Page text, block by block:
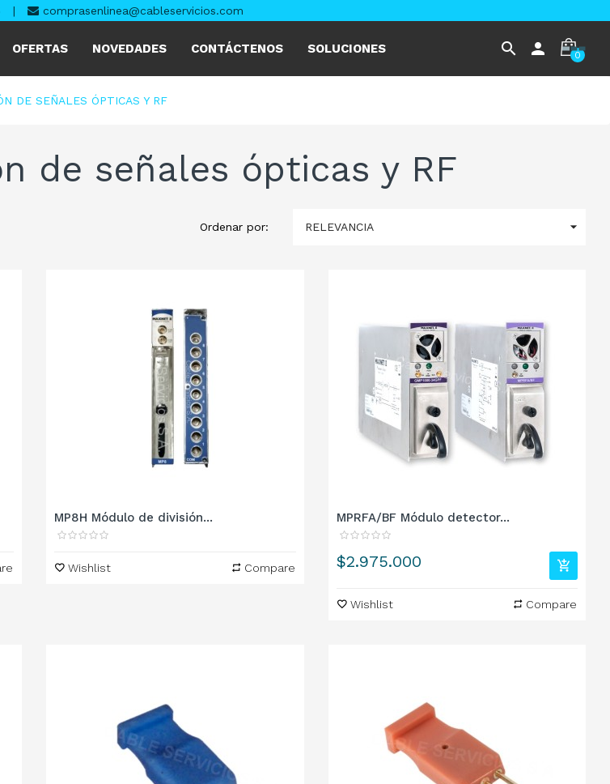
| comprasenlinea@cableservicios.com
OFERTAS NOVEDADES CONTÁCTENOS SOLUCIONES search person 0
DE SEÑALES ÓPTICAS Y RF
de señales ópticas y RF
Ordenar por: RELEVANCIA 
MP8H Módulo de división...
Wishlist Compare
MPRFA/BF Módulo detector...
Precio
$2.975.000
Wishlist Compare